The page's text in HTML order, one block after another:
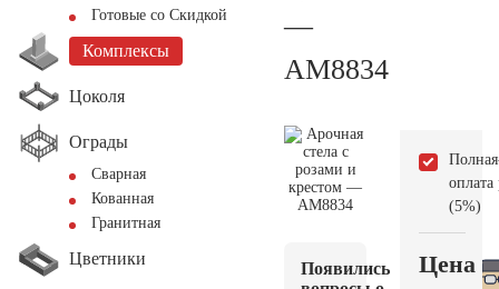
Готовые со Скидкой
Комплексы
Цоколя
Ограды
Сварная
Кованная
Гранитная
Цветники
—
AM8834
Появились
Полная
оплата
(5%)
Цена